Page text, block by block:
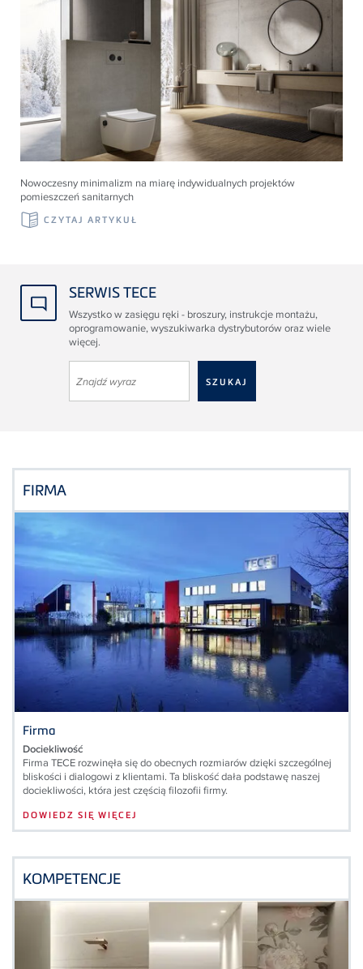
Nowoczesny minimalizm na miarę indywidualnych projektów
pomieszczeń sanitarnych
CZYTAJ ARTYKUŁ
SERWIS TECE
Wszystko w zasięgu ręki - broszury, instrukcje montażu,
oprogramowanie, wyszukiwarka dystrybutorów oraz wiele
więcej.
FIRMA
Firma
Dociekliwość
Firma TECE rozwinęła się do obecnych rozmiarów dzięki szczególnej
bliskości i dialogowi z klientami. Ta bliskość dała podstawę naszej
dociekliwości, która jest częścią filozofii firmy.
DOWIEDZ SIĘ WIĘCEJ
KOMPETENCJE